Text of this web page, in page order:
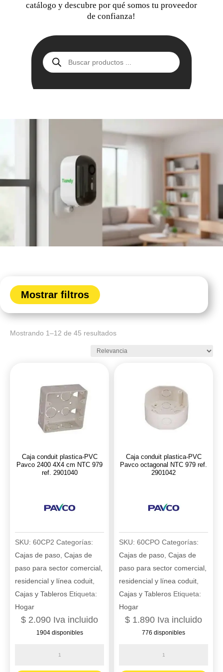
catálogo y descubre por qué somos tu proveedor
de confianza!
Búsqueda
de
productos
Mostrar filtros
Mostrando 1–12 de 45 resultados
Caja conduit plastica-PVC
Pavco 2400 4X4 cm NTC 979
ref. 2901040
SKU: 60CP2 Categorías:
Cajas de paso Cajas de
paso para sector comercial,
residencial y línea coduit
Cajas y Tableros Etiqueta:
Hogar
$ 2.090 Iva incluido
1904 disponibles
Caja conduit plastica-PVC
Pavco octagonal NTC 979 ref.
2901042
SKU: 60CPO Categorías:
Cajas de paso Cajas de
paso para sector comercial,
residencial y línea coduit
Cajas y Tableros Etiqueta:
Hogar
$ 1.890 Iva incluido
776 disponibles